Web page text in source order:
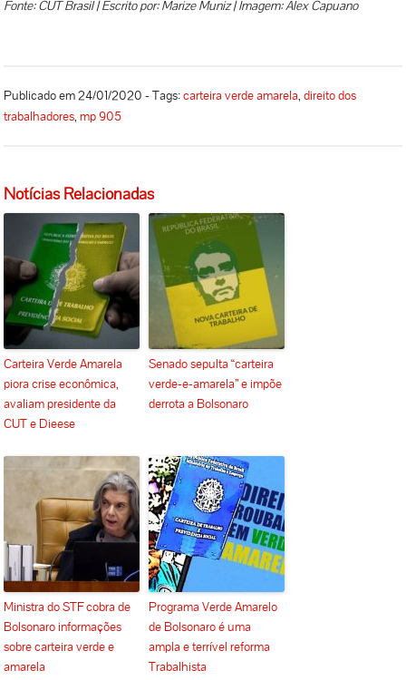
Fonte: CUT Brasil | Escrito por: Marize Muniz | Imagem: Alex Capuano
Publicado em 24/01/2020 - Tags:carteira verde amarela,direito dos
trabalhadores,mp 905
Notícias Relacionadas
Carteira Verde Amarela
piora crise econômica,
avaliam presidente da
CUT e Dieese
Senado sepulta “carteira
verde-e-amarela” e impõe
derrota a Bolsonaro
Ministra do STF cobra de
Bolsonaro informações
sobre carteira verde e
amarela
Programa Verde Amarelo
de Bolsonaro é uma
ampla e terrível reforma
Trabalhista